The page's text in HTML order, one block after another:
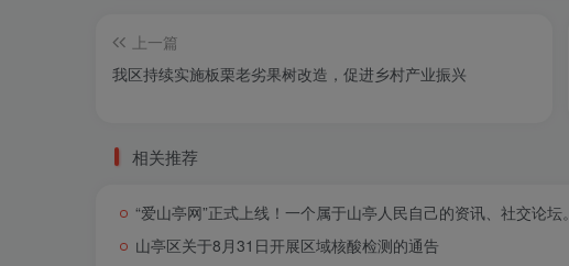
上一篇
我区持续实施板栗老劣果树改造，促进乡村产业振兴
相关推荐
“爱山亭网”正式上线！一个属于山亭人民自己的资讯、社交论坛。
山亭区关于8月31日开展区域核酸检测的通告